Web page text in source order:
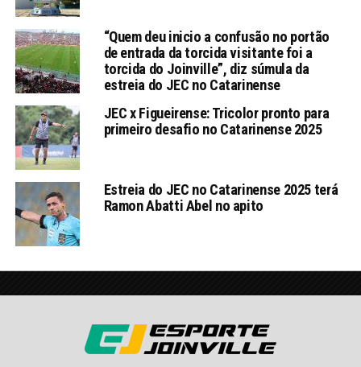
“Quem deu inicio a confusão no portão
de entrada da torcida visitante foi a
torcida do Joinville”, diz súmula da
estreia do JEC no Catarinense
JEC x Figueirense: Tricolor pronto para
primeiro desafio no Catarinense 2025
Estreia do JEC no Catarinense 2025 terá
Ramon Abatti Abel no apito